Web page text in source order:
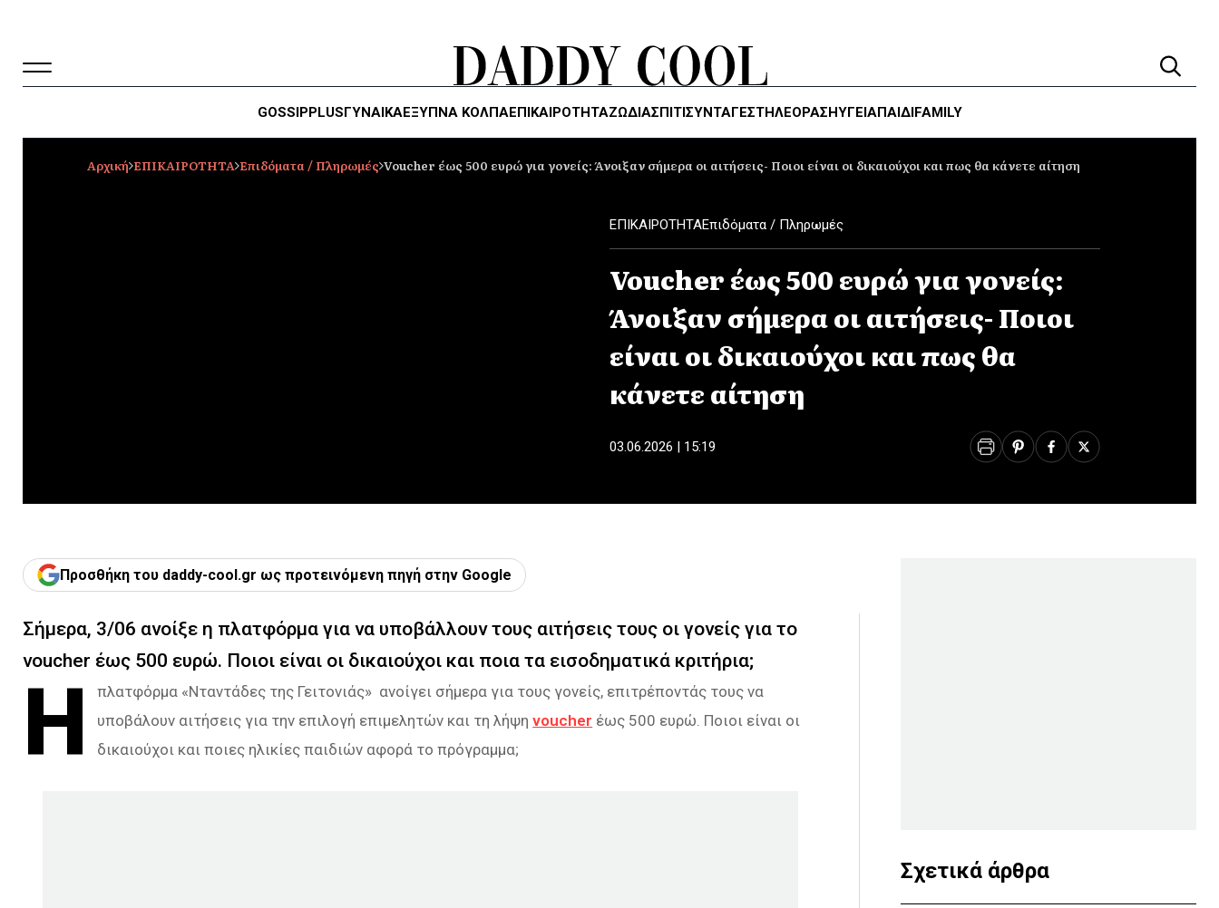
GOSSIPPLUSΓΥΝΑΙΚΑΈΞΥΠΝΑ ΚΌΛΠΑΕΠΙΚΑΙΡΟΤΗΤΑΖΏΔΙΑΣΠΙΤΙΣΥΝΤΑΓΕΣΤΗΛΕΌΡΑΣΗΥΓΕΊΑΠΑΙΔΙFAMILY
Αρχική ΕΠΙΚΑΙΡΟΤΗΤΑ Επιδόματα / Πληρωμές Voucher έως 500 ευρώ για γονείς: Άνοιξαν σήμερα οι αιτήσεις- Ποιοι είναι οι δικαιούχοι και πως θα κάνετε αίτηση
ΕΠΙΚΑΙΡΟΤΗΤΑΕπιδόματα / Πληρωμές
Voucher έως 500 ευρώ για γονείς:
Άνοιξαν σήμερα οι αιτήσεις- Ποιοι
είναι οι δικαιούχοι και πως θα
κάνετε αίτηση
03.06.2026 | 15:19
Προσθήκη του daddy-cool.gr ως προτεινόμενη πηγή στην Google
Σήμερα, 3/06 ανοίξε η πλατφόρμα για να υποβάλλουν τους αιτήσεις τους οι γονείς για το
voucher έως 500 ευρώ. Ποιοι είναι οι δικαιούχοι και ποια τα εισοδηματικά κριτήρια;
Η
πλατφόρμα «Νταντάδες της Γειτονιάς» ανοίγει σήμερα για τους γονείς, επιτρέποντάς τους να
υποβάλουν αιτήσεις για την επιλογή επιμελητών και τη λήψηvoucher έως 500 ευρώ. Ποιοι είναι οι
δικαιούχοι και ποιες ηλικίες παιδιών αφορά το πρόγραμμα;
Σχετικά άρθρα